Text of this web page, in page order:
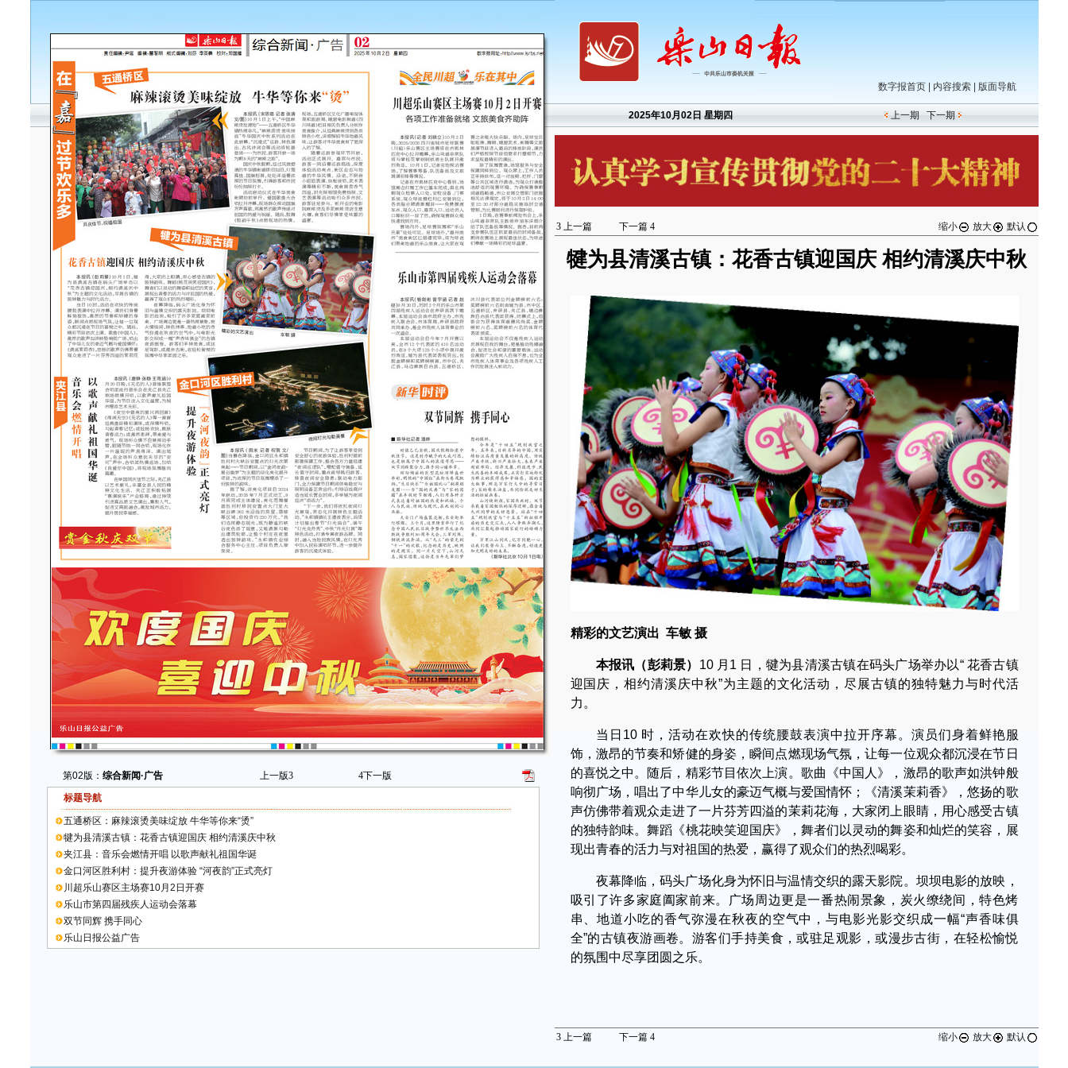
第02版： 综合新闻·广告 上一版3 4下一版
标题导航
五通桥区：麻辣滚烫美味绽放 牛华等你来“烫”
犍为县清溪古镇：花香古镇迎国庆 相约清溪庆中秋
夹江县：音乐会燃情开唱 以歌声献礼祖国华诞
金口河区胜利村：提升夜游体验 “河夜韵”正式亮灯
川超乐山赛区主场赛10月2日开赛
乐山市第四届残疾人运动会落幕
双节同辉 携手同心
乐山日报公益广告
数字报首页 内容搜索 版面导航
2025年10月02日 星期四 上一期 下一期
3上一篇 下一篇 4 缩小 放大 默认
犍为县清溪古镇：花香古镇迎国庆 相约清溪庆中秋
精彩的文艺演出 车敏 摄
本报讯（彭莉景） 10 月1 日，犍为县清溪古镇在码头广场举办以“ 花香古镇
迎国庆，相约清溪庆中秋”为主题的文化活动，尽展古镇的独特魅力与时代活
力。
当日10 时，活动在欢快的传统腰鼓表演中拉开序幕。演员们身着鲜艳服
饰，激昂的节奏和矫健的身姿，瞬间点燃现场气氛，让每一位观众都沉浸在节日
的喜悦之中。随后，精彩节目依次上演。歌曲《中国人》，激昂的歌声如洪钟般
响彻广场，唱出了中华儿女的豪迈气概与爱国情怀；《清溪茉莉香》，悠扬的歌
声仿佛带着观众走进了一片芬芳四溢的茉莉花海，大家闭上眼睛，用心感受古镇
的独特韵味。舞蹈《桃花映笑迎国庆》，舞者们以灵动的舞姿和灿烂的笑容，展
现出青春的活力与对祖国的热爱，赢得了观众们的热烈喝彩。
夜幕降临，码头广场化身为怀旧与温情交织的露天影院。坝坝电影的放映，
吸引了许多家庭阖家前来。广场周边更是一番热闹景象，炭火缭绕间，特色烤
串、地道小吃的香气弥漫在秋夜的空气中，与电影光影交织成一幅“声香味俱
全”的古镇夜游画卷。游客们手持美食，或驻足观影，或漫步古街，在轻松愉悦
的氛围中尽享团圆之乐。
3上一篇 下一篇 4 缩小 放大 默认